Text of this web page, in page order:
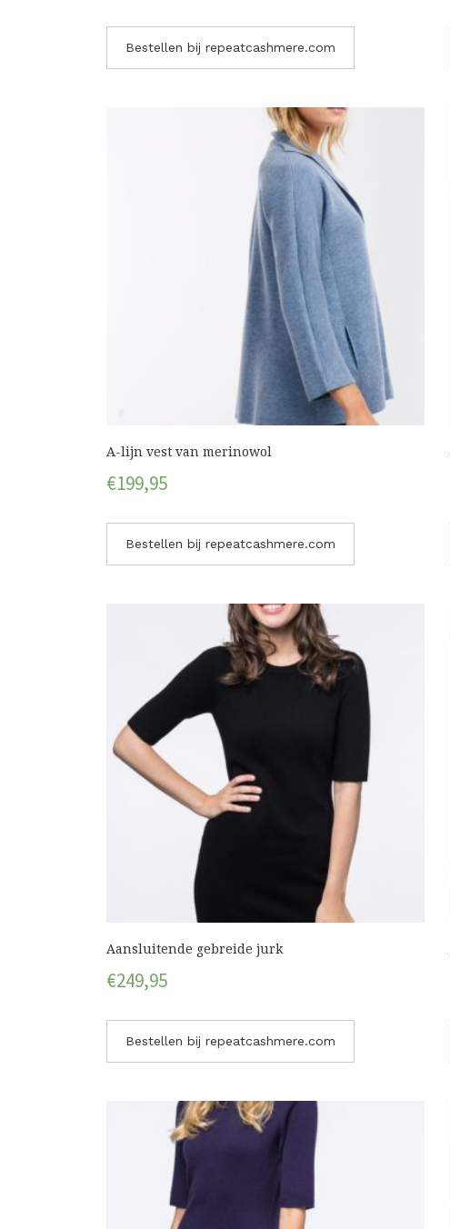
Bestellen bij repeatcashmere.com
A-lijn vest van merinowol
€199,95
Bestellen bij repeatcashmere.com
Aansluitende gebreide jurk
€249,95
Bestellen bij repeatcashmere.com